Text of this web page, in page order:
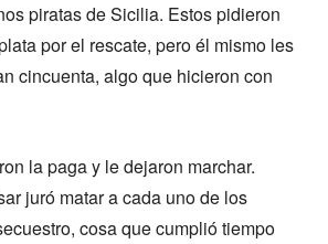
piratas de Sicilia. Estos pidieron
por el rescate, pero él mismo les
cincuenta, algo que hicieron con
la paga y le dejaron marchar.
juró matar a cada uno de los
cosa que cumplió tiempo